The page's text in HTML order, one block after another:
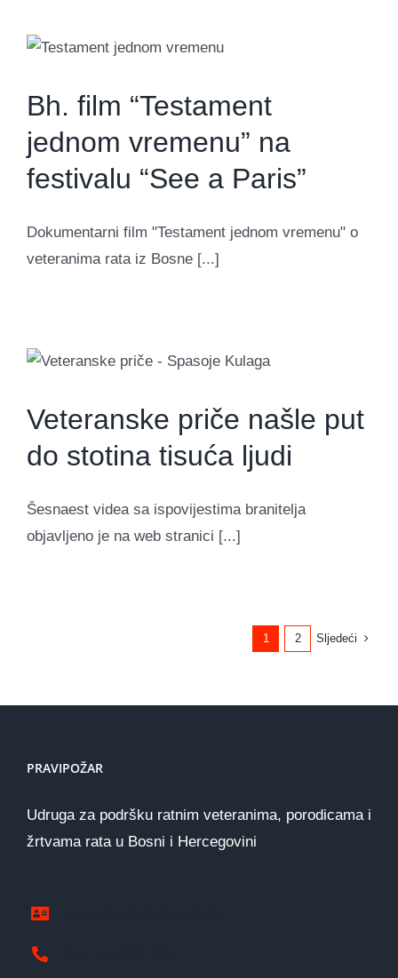
Bh. film “Testament
jednom vremenu” na
festivalu “See a Paris”
Dokumentarni film "Testament jednom vremenu" o
veteranima rata iz Bosne [...]
Veteranske priče našle put
do stotina tisuća ljudi
Šesnaest videa sa ispovijestima branitelja
objavljeno je na web stranici [...]
1 2 Sljedeći
PRAVIPOŽAR
Udruga za podršku ratnim veteranima, porodicama i
žrtvama rata u Bosni i Hercegovini